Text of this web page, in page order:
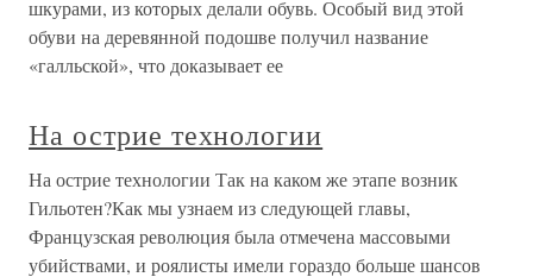
шкурами, из которых делали обувь. Особый вид этой
обуви на деревянной подошве получил название
«галльской», что доказывает ее
На острие технологии
На острие технологии Так на каком же этапе возник
Гильотен?Как мы узнаем из следующей главы,
Французская революция была отмечена массовыми
убийствами, и роялисты имели гораздо больше шансов